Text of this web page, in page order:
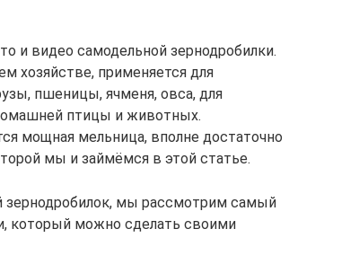
и видео самодельной зернодробилки.
хозяйстве, применяется для
пшеницы, ячменя, овса, для
птицы и животных.
мощная мельница, вполне достаточно
мы и займёмся в этой статье.
зернодробилок, мы рассмотрим самый
который можно сделать своими